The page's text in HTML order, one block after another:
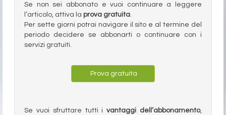
Se non sei abbonato e vuoi continuare a leggere
l’articolo, attiva la prova gratuita.
Per sette giorni potrai navigare il sito e al termine del
periodo decidere se abbonarti o continuare con i
servizi gratuiti.
Prova gratuita
Se vuoi sfruttare tutti ivantaggi dell’abbonamento,